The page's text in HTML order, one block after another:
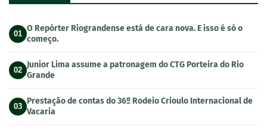
01
O Repórter Riograndense está de cara nova. E isso é só o
começo.
02
Junior Lima assume a patronagem do CTG Porteira do Rio
Grande
03
Prestação de contas do 36º Rodeio Crioulo Internacional de
Vacaria